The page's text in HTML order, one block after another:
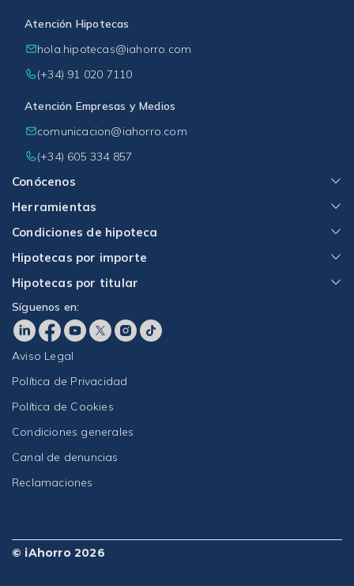
Conócenos
Herramientas
Condiciones de hipoteca
Hipotecas por importe
Hipotecas por titular
Atención Hipotecas
hola.hipotecas@iahorro.com
(+34) 91 020 7110
Atención Empresas y Medios
comunicacion@iahorro.com
(+34) 605 334 857
Síguenos en:
Aviso Legal
Política de Privacidad
Política de Cookies
Condiciones generales
Canal de denuncias
Reclamaciones
© iAhorro 2026